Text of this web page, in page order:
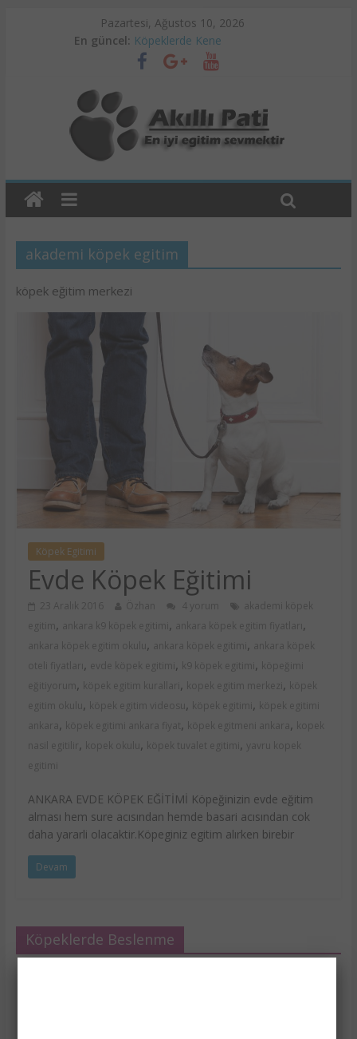
Pazartesi, Ağustos 10, 2026
En güncel: Köpeklerde Kene
Ankara Pet Otel
Köpek Eğitimi ve Psikoloji
Köpeklerde Raşitizm
akademi köpek egitim
köpek eğitim merkezi
Köpek Egitimi
Evde Köpek Eğitimi
23 Aralık 2016 Özhan 4 yorum
akademi köpek
egitim , ankara k9 köpek egitimi , ankara köpek egitim fiyatları ,
ankara köpek egitim okulu , ankara köpek egitimi ,
ankara köpek
oteli fiyatları , evde köpek egitimi , k9 köpek egitimi ,
köpeğimi
eğitiyorum , köpek egitim kurallari , kopek egitim merkezi ,
köpek
egitim okulu , köpek egitim videosu , köpek egitimi ,
köpek egitimi
ankara , köpek egitimi ankara fiyat, köpek egitmeni ankara ,
kopek
nasil egitilir , kopek okulu , köpek tuvalet egitimi ,
yavru kopek
egitimi
ANKARA EVDE KÖPEK EĞİTİMİ Köpeğinizin evde eğitim
alması hem sure acısından hemde basari acısından cok
daha yararli olacaktir.Köpeginiz egitim alırken birebir
Devam
Köpeklerde Beslenme